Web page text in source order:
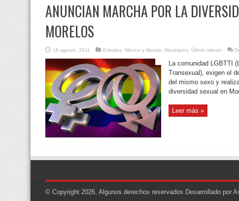
ANUNCIAN MARCHA POR LA
MORELOS
16 agosto, 2011 Estados México y Mundo Municipios Último minuto
La comunidad LGBTTI
Transexual), exigen el
del mismo sexo y
diversidad sexual en
Leer más »
© Copyright 2026, Algunos derechos reservados Desarrollado por